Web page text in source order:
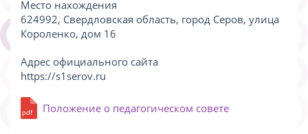
Место нахождения
624992, Свердловская область, город Серов, улица
Короленко, дом 16
Адрес официального сайта
https://s1serov.ru
Положение о педагогическом совете